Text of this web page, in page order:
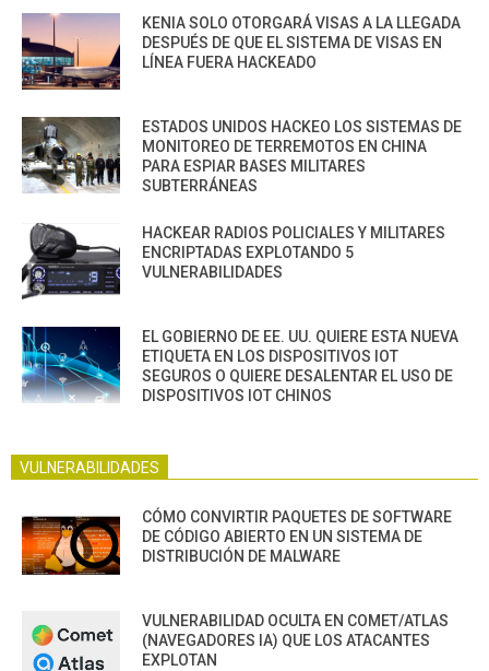
KENIA SOLO OTORGARÁ VISAS A LA LLEGADA
DESPUÉS DE QUE EL SISTEMA DE VISAS EN
LÍNEA FUERA HACKEADO
ESTADOS UNIDOS HACKEO LOS SISTEMAS DE
MONITOREO DE TERREMOTOS EN CHINA
PARA ESPIAR BASES MILITARES
SUBTERRÁNEAS
HACKEAR RADIOS POLICIALES Y MILITARES
ENCRIPTADAS EXPLOTANDO 5
VULNERABILIDADES
EL GOBIERNO DE EE. UU. QUIERE ESTA NUEVA
ETIQUETA EN LOS DISPOSITIVOS IOT
SEGUROS O QUIERE DESALENTAR EL USO DE
DISPOSITIVOS IOT CHINOS
VULNERABILIDADES
CÓMO CONVIRTIR PAQUETES DE SOFTWARE
DE CÓDIGO ABIERTO EN UN SISTEMA DE
DISTRIBUCIÓN DE MALWARE
VULNERABILIDAD OCULTA EN COMET/ATLAS
(NAVEGADORES IA) QUE LOS ATACANTES
EXPLOTAN